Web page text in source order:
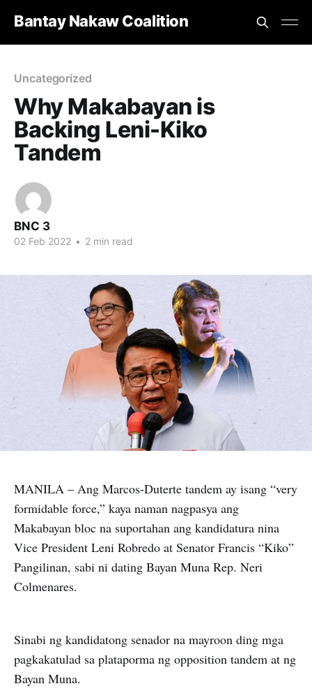
Bantay Nakaw Coalition
Uncategorized
Why Makabayan is
Backing Leni-Kiko
Tandem
BNC 3
02 Feb 2022 • 2 min read
MANILA – Ang Marcos-Duterte tandem ay isang “very
formidable force,” kaya naman nagpasya ang
Makabayan bloc na suportahan ang kandidatura nina
Vice President Leni Robredo at Senator Francis “Kiko”
Pangilinan, sabi ni dating Bayan Muna Rep. Neri
Colmenares.
Sinabi ng kandidatong senador na mayroon ding mga
pagkakatulad sa plataporma ng opposition tandem at ng
Bayan Muna.